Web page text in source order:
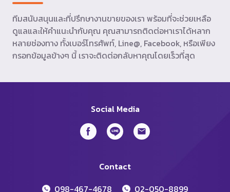
ทีมสนับสนุนและที่ปรึกษางานขายของเรา พร้อมที่จะช่วยเหลือ
ดูแลและให้คำแนะนำกับคุณ คุณสามารถติดต่อหาเราได้หลาก
หลายช่องทาง ทั้งเบอร์โทรศัพท์, Line@, Facebook, หรือเพียง
กรอกข้อมูลข้างๆ นี้ เราจะติดต่อกลับหาคุณโดยเร็วที่สุด
Social Media
Contact
098-467-4678
02-050-8899